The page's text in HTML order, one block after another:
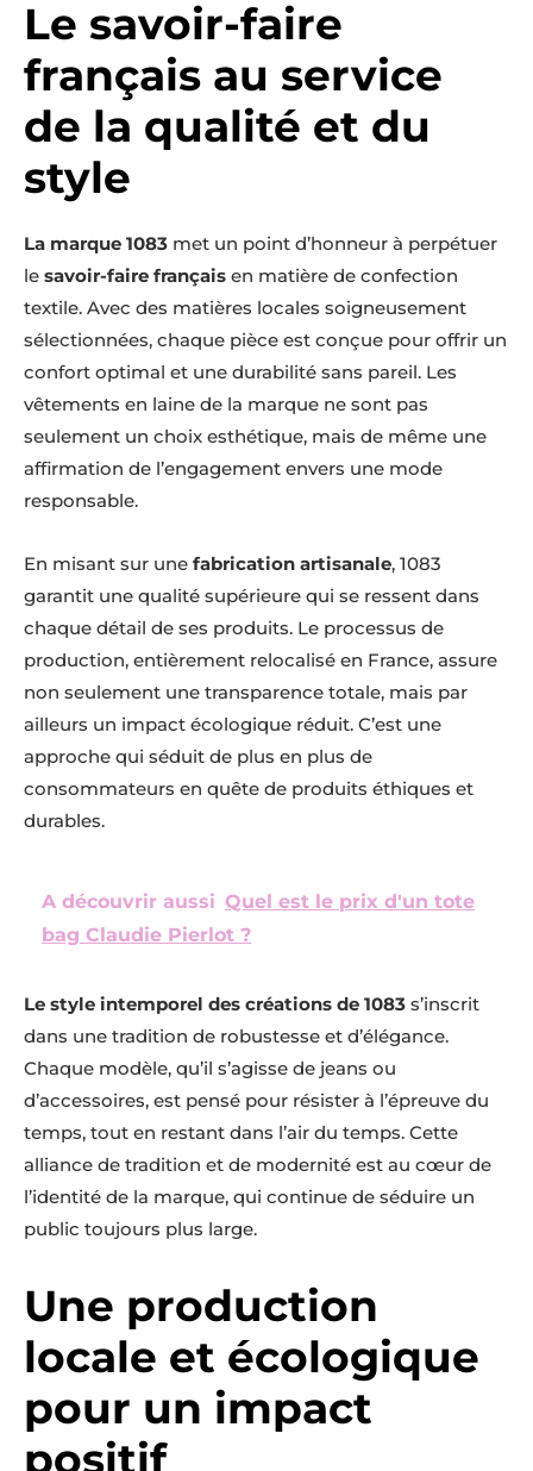
Le savoir-faire
français au service
de la qualité et du
style
La marque 1083 met un point d’honneur à perpétuer
le savoir-faire français en matière de confection
textile. Avec des matières locales soigneusement
sélectionnées, chaque pièce est conçue pour offrir un
confort optimal et une durabilité sans pareil. Les
vêtements en laine de la marque ne sont pas
seulement un choix esthétique, mais de même une
affirmation de l’engagement envers une mode
responsable.
En misant sur une fabrication artisanale, 1083
garantit une qualité supérieure qui se ressent dans
chaque détail de ses produits. Le processus de
production, entièrement relocalisé en France, assure
non seulement une transparence totale, mais par
ailleurs un impact écologique réduit. C’est une
approche qui séduit de plus en plus de
consommateurs en quête de produits éthiques et
durables.
A découvrir aussi Quel est le prix d'un tote
bag Claudie Pierlot ?
Le style intemporel des créations de 1083 s’inscrit
dans une tradition de robustesse et d’élégance.
Chaque modèle, qu’il s’agisse de jeans ou
d’accessoires, est pensé pour résister à l’épreuve du
temps, tout en restant dans l’air du temps. Cette
alliance de tradition et de modernité est au cœur de
l’identité de la marque, qui continue de séduire un
public toujours plus large.
Une production
locale et écologique
pour un impact
positif